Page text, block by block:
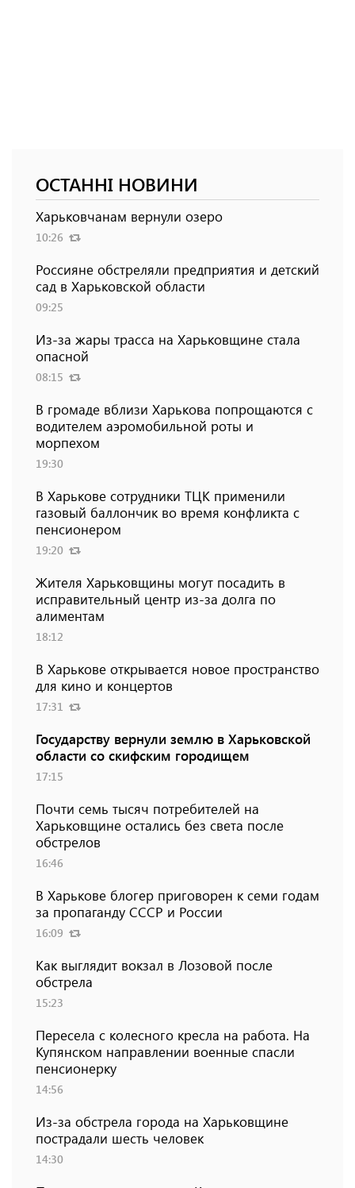
ОСТАННІ НОВИНИ
Харьковчанам вернули озеро
10:26
Россияне обстреляли предприятия и детский
сад в Харьковской области
09:25
Из-за жары трасса на Харьковщине стала
опасной
08:15
В громаде вблизи Харькова попрощаются с
водителем аэромобильной роты и
морпехом
19:30
В Харькове сотрудники ТЦК применили
газовый баллончик во время конфликта с
пенсионером
19:20
Жителя Харьковщины могут посадить в
исправительный центр из-за долга по
алиментам
18:12
В Харькове открывается новое пространство
для кино и концертов
17:31
Государству вернули землю в Харьковской
области со скифским городищем
17:15
Почти семь тысяч потребителей на
Харьковщине остались без света после
обстрелов
16:46
В Харькове блогер приговорен к семи годам
за пропаганду СССР и России
16:09
Как выглядит вокзал в Лозовой после
обстрела
15:23
Пересела с колесного кресла на работа. На
Купянском направлении военные спасли
пенсионерку
14:56
Из-за обстрела города на Харьковщине
пострадали шесть человек
14:30